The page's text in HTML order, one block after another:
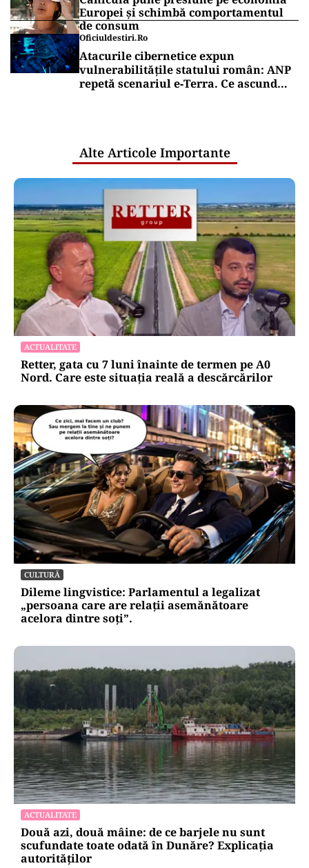
Europei și schimbă comportamentul
de consum
Oficiuldestiri.ro
Atacurile cibernetice expun
vulnerabilitățile statului român: ANP
repetă scenariul e‑Terra. Ce ascund
Alte Articole Importante
ACTUALITATE
Retter, gata cu 7 luni înainte de termen pe A0
Nord. Care este situația reală a descărcărilor
CULTURĂ
Dileme lingvistice: Parlamentul a legalizat
„persoana care are relații asemănătoare
acelora dintre soți”.
ACTUALITATE
Două azi, două mâine: de ce barjele nu sunt
scufundate toate odată în Dunăre? Explicația
autorităților